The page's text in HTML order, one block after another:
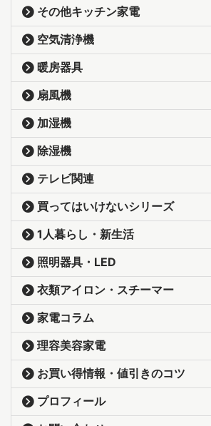
その他キッチン家電
空気清浄機
暖房器具
扇風機
加湿機
除湿機
テレビ関連
買ってはいけないシリーズ
1人暮らし・新生活
照明器具・LED
衣類アイロン・スチーマー
家電コラム
理容美容家電
お買い得情報・値引きのコツ
プロフィール